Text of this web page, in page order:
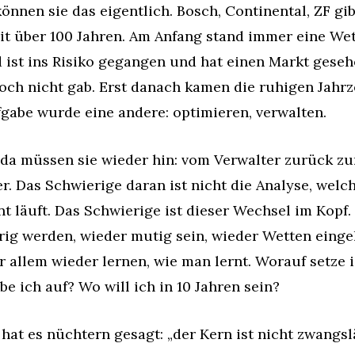
sie das eigentlich. Bosch, Continental, ZF
über 100 Jahren. Am Anfang stand immer eine
ist ins Risiko gegangen und hat einen Markt
nicht gab. Erst danach kamen die ruhigen
wurde eine andere: optimieren, verwalten.
müssen sie wieder hin: vom Verwalter zurück
Das Schwierige daran ist nicht die Analyse,
läuft. Das Schwierige ist dieser Wechsel im
werden, wieder mutig sein, wieder Wetten
allem wieder lernen, wie man lernt. Worauf setze
ich auf? Wo will ich in 10 Jahren sein?
es nüchtern gesagt: „der Kern ist nicht